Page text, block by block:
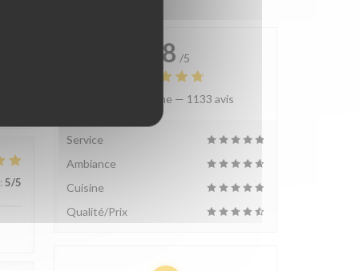
: 5/5
4.8 /5
Note moyenne — 1133 avis
Service
Ambiance
Cuisine
Qualité/Prix